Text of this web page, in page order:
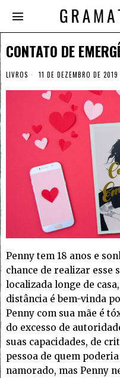
CONTATO DE
LIVROS 11 DE DEZEMBRO DE 2019
Penny tem 18 anos e
chance de realizar esse
localizada longe de
distância é bem-vinda
Penny com sua mãe é
do excesso de
suas capacidades, de
pessoa de quem
namorado, mas Penny